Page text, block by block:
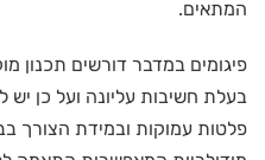
המתאים.
פיגומים במדבר דורשים תכנון
בעלת חשיבות עליונה ועל כן
פלטות עמוקות ובמידת הצורך